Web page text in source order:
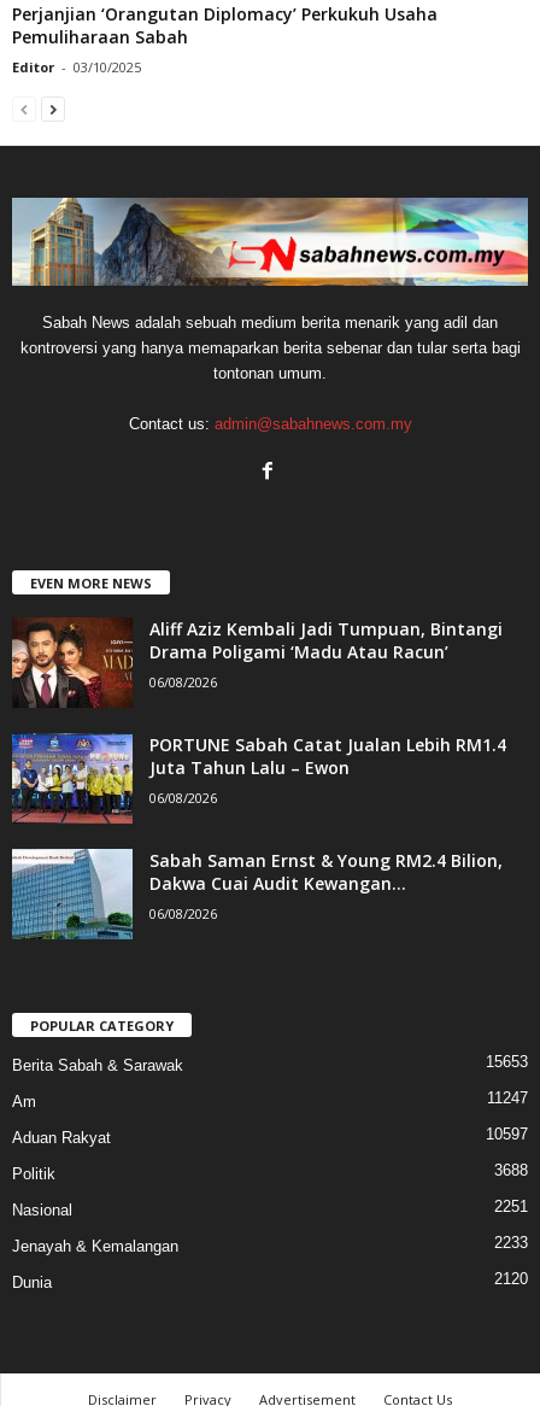
Perjanjian ‘Orangutan Diplomacy’ Perkukuh Usaha
Pemuliharaan Sabah
Editor - 03/10/2025
Sabah News adalah sebuah medium berita menarik yang adil dan
kontroversi yang hanya memaparkan berita sebenar dan tular serta bagi
tontonan umum.
Contact us: admin@sabahnews.com.my
EVEN MORE NEWS
Aliff Aziz Kembali Jadi Tumpuan, Bintangi
Drama Poligami ‘Madu Atau Racun’
06/08/2026
PORTUNE Sabah Catat Jualan Lebih RM1.4
Juta Tahun Lalu – Ewon
06/08/2026
Sabah Saman Ernst & Young RM2.4 Bilion,
Dakwa Cuai Audit Kewangan...
06/08/2026
POPULAR CATEGORY
Berita Sabah & Sarawak 15653
Am 11247
Aduan Rakyat 10597
Politik 3688
Nasional 2251
Jenayah & Kemalangan 2233
Dunia 2120
Disclaimer Privacy Advertisement Contact Us